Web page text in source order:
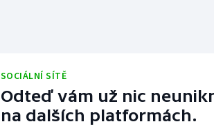
SOCIÁLNÍ SÍTĚ
Odteď vám už nic
na dalších platformách.